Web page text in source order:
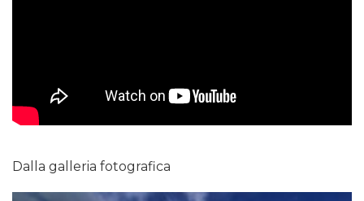
Dalla galleria fotografica